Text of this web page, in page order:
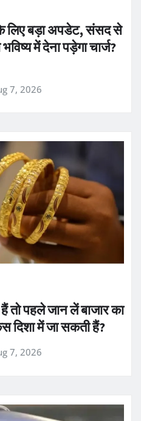
लिए बड़ा अपडेट, संसद से
में देना पड़ेगा चार्ज?
7, 2026
तो पहले जान लें बाजार का
दिशा में जा सकती हैं?
7, 2026